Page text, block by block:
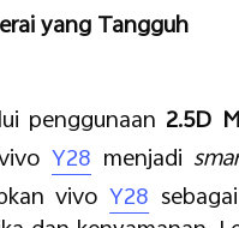
yang Tangguh
penggunaan 2.5D
Y28 menjadi
vivoY28